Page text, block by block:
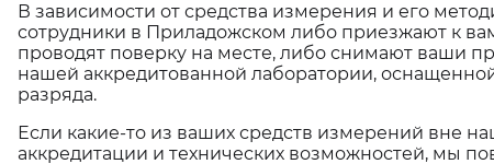
В зависимости от средства измерения и его
сотрудники в Приладожском либо приезжают к
проводят поверку на месте, либо снимают ваши
нашей аккредитованной лаборатории,
разряда.
Если какие-то из ваших средств измерений вне
аккредитации и технических возможностей, мы